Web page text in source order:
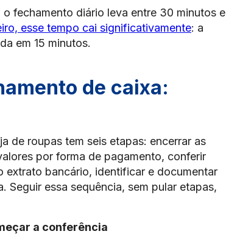
fechamento diário leva entre 30 minutos e
esse tempo cai significativamente: a
em 15 minutos.
de caixa:
de roupas tem seis etapas: encerrar as
por forma de pagamento, conferir
extrato bancário, identificar e documentar
essa sequência, sem pular etapas,
a conferência